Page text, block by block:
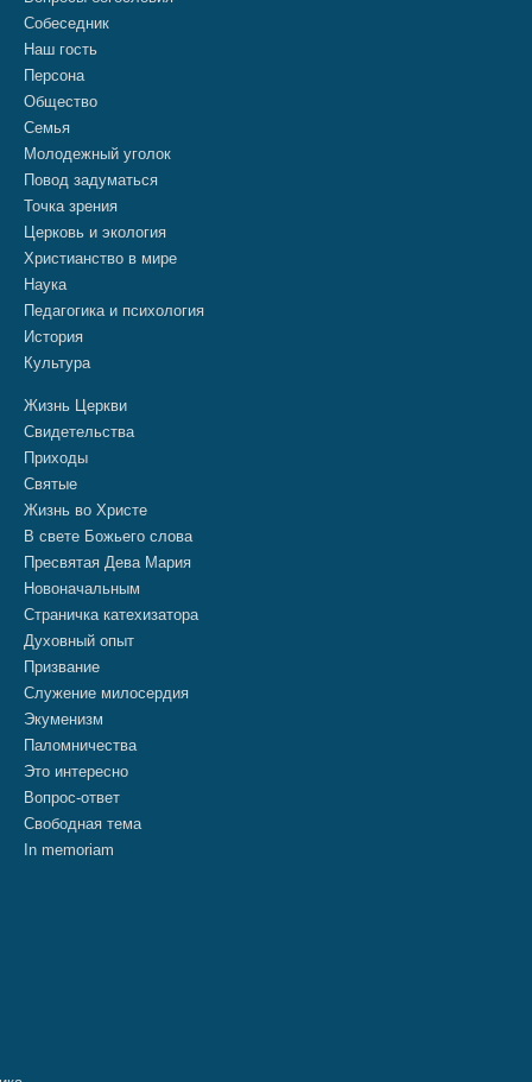
Собеседник
Наш гость
Персона
Общество
Семья
Молодежный уголок
Повод задуматься
Точка зрения
Церковь и экология
Христианство в мире
Наука
Педагогика и психология
История
Культура
Жизнь Церкви
Свидетельства
Приходы
Святые
Жизнь во Христе
В свете Божьего слова
Пресвятая Дева Мария
Новоначальным
Страничка катехизатора
Духовный опыт
Призвание
Служение милосердия
Экуменизм
Паломничества
Это интересно
Вопрос-ответ
Свободная тема
In memoriam